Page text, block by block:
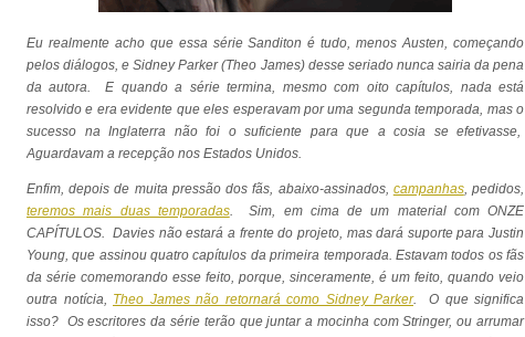
Eu realmente acho que essa série Sanditon é tudo, menos Austen, começando
pelos diálogos, e Sidney Parker (Theo James)desse seriado nunca sairia da pena
da autora. E quando a série termina, mesmo com oito capítulos, nada está
resolvido e era evidente que eles esperavam por uma segunda temporada, mas o
sucesso na Inglaterra não foi o suficiente para que a cosia se efetivasse,
Aguardavam a recepção nos Estados Unidos.
Enfim, depois de muita pressão dos fãs, abaixo-assinados, campanhas, pedidos,
teremos mais duas temporadas. Sim, em cima de um material com ONZE
CAPÍTULOS. Davies não estará a frente do projeto, mas dará suporte para Justin
Young, que assinou quatro capítulos da primeira temporada. Estavam todos os fãs
da série comemorando esse feito, porque, sinceramente, é um feito, quando veio
outra notícia, Theo James não retornará como Sidney Parker. O que significa
isso? Os escritores da série terão que juntar a mocinha com Stringer, ou arrumar